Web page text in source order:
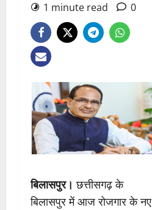
1 minute read
0
बिलासपुर। छत्तीसगढ़ के
बिलासपुर में आज रोजगार के नए